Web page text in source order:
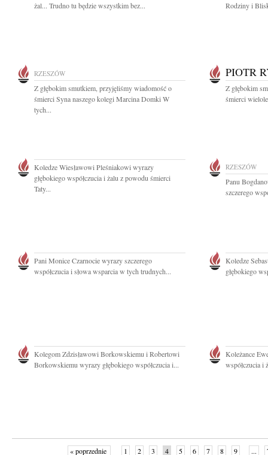
żal... Trudno tu będzie wszystkim bez...
Rodziny i
RZESZÓW
Z głębokim smutkiem, przyjęliśmy wiadomość o
śmierci Syna naszego kolegi Marcina Domki W
tych...
PIOTR
Z głębokim
śmierci
Koledze Wiesławowi Pleśniakowi wyrazy
głębokiego współczucia i żalu z powodu śmierci
Taty...
RZESZÓW
Panu
szczerego
Pani Monice Czarnocie wyrazy szczerego
współczucia i słowa wsparcia w tych trudnych...
Koledze
głębokiego
Kolegom Zdzisławowi Borkowskiemu i Robertowi
Borkowskiemu wyrazy głębokiego współczucia i...
Koleżance
współczucia i
« poprzednie 1 2 3 4 5 6 7 8 9 ...